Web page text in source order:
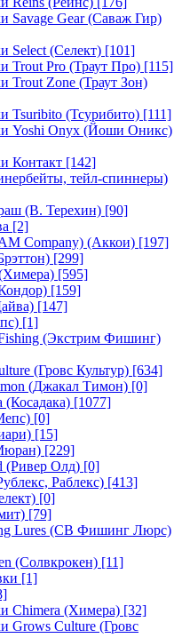
Savage Gear (Саваж Гир)
Select (Селект) [101]
Trout Pro (Траут Про) [115]
Trout Zone (Траут Зон)
Tsuribito (Тсурибито) [111]
Yoshi Onyx (Йоши Оникс)
Контакт [142]
тейл-спиннеры)
(В. Терехин) [90]
[2]
Company) (Аккои) [197]
[299]
[595]
[159]
[147]
[1]
(Экстрим Фишинг)
(Гровс Культур) [634]
(Джакал Тимон) [0]
(Косадака) [1077]
[0]
[15]
[229]
(Ривер Олд) [0]
Раблекс) [413]
[0]
[79]
Lures (СВ Фишинг Люрс)
(Солвкрокен) [11]
[1]
Chimera (Химера) [32]
Grows Culture (Гровс